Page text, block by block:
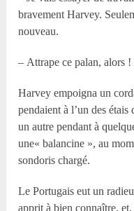
bravement Harvey.
nouveau.
– Attrape ce palan, alors
Harvey empoigna un
pendaient à l’un des
un autre pendant à
une« balancine », au
sondoris chargé.
Le Portugais eut un
apprit à bien connaître,